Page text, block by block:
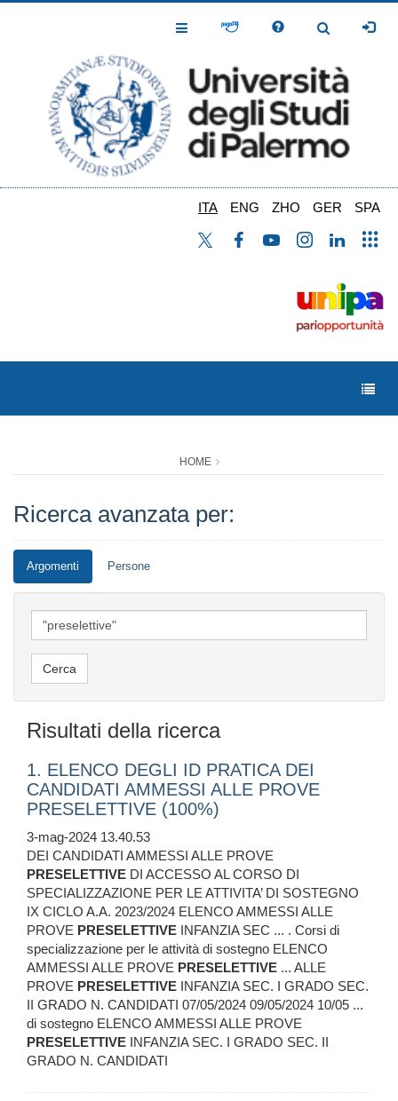
Toggle
Toggle
ITA ENG ZHO GER SPA
HOME
Ricerca avanzata per:
Argomenti Persone
Risultati della ricerca
1. ELENCO DEGLI ID PRATICA DEI
CANDIDATI AMMESSI ALLE PROVE
PRESELETTIVE (100%)
3-mag-2024 13.40.53
DEI CANDIDATI AMMESSI ALLE PROVE
PRESELETTIVE DI ACCESSO AL CORSO DI
SPECIALIZZAZIONE PER LE ATTIVITA’ DI SOSTEGNO
IX CICLO A.A. 2023/2024 ELENCO AMMESSI ALLE
PROVE PRESELETTIVE INFANZIA SEC ... . Corsi di
specializzazione per le attività di sostegno ELENCO
AMMESSI ALLE PROVE PRESELETTIVE ... ALLE
PROVE PRESELETTIVE INFANZIA SEC. I GRADO SEC.
II GRADO N. CANDIDATI 07/05/2024 09/05/2024 10/05 ...
di sostegno ELENCO AMMESSI ALLE PROVE
PRESELETTIVE INFANZIA SEC. I GRADO SEC. II
GRADO N. CANDIDATI